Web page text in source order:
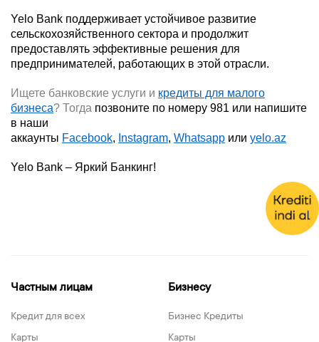
Yelo Bank поддерживает устойчивое развитие
сельскохозяйственного сектора и продолжит
предоставлять эффективные решения для
предпринимателей, работающих в этой отрасли.
Ищете банковские услуги и кредиты для малого
бизнеса? Тогда позвоните по номеру 981 или напишите
в наши
аккаунты Facebook, Instagram, Whatsapp или yelo.az
Yelo Bank – Яркий Банкинг!
Частным лицам
Кредит для всех
Карты
Бизнесу
Бизнес Кредиты
Карты